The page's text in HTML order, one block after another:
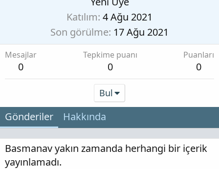
Katılım 4 Ağu 2021
Son görülme 17 Ağu 2021
Mesajlar
0
Tepkime puanı
0
Puanları
0
Bul
Gönderiler Hakkında
Basmanav yakın zamanda herhangi bir içerik
yayınlamadı.